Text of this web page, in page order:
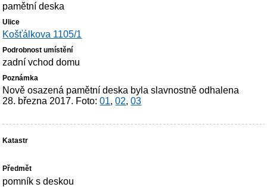
pamětní deska
Košťálkova 1105/1
zadní vchod domu
Nově osazená pamětní deska byla slavnostně odhalena
28. března 2017. Foto:01,02,03
pomník s deskou